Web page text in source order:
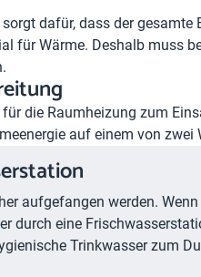
dafür, dass der gesamte
für Wärme. Deshalb muss
die Raumheizung zum
auf einem von zwei
aufgefangen werden.
durch eine
Trinkwasser zum